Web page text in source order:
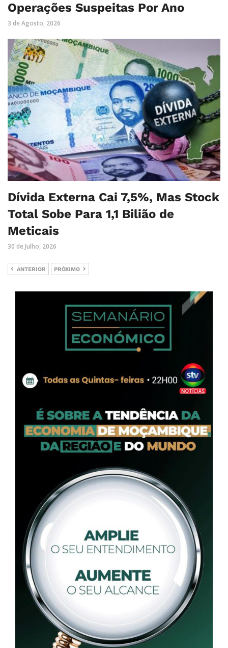
Operações Suspeitas Por Ano
3 de Agosto, 2026
Dívida Externa Cai 7,5%, Mas Stock
Total Sobe Para 1,1 Bilião de
Meticais
30 de Julho, 2026
ANTERIOR PRÓXIMO